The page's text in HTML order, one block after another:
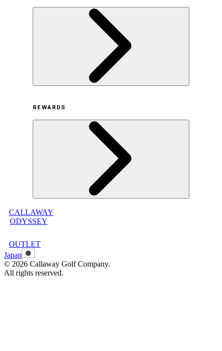
サステナビリティの取り組み（日本）
サステナビリティの取り組み（米国/英語）
ヒストリー
採用情報
オンラインストア利用規約
プライバシーポリシー
特定商取引法に基づく表示
古物営業法に基づく表示
REWARDS
CALLAWAY
ODYSSEY
OUTLET
Japan
© 2026 Callaway Golf Company.
All rights reserved.